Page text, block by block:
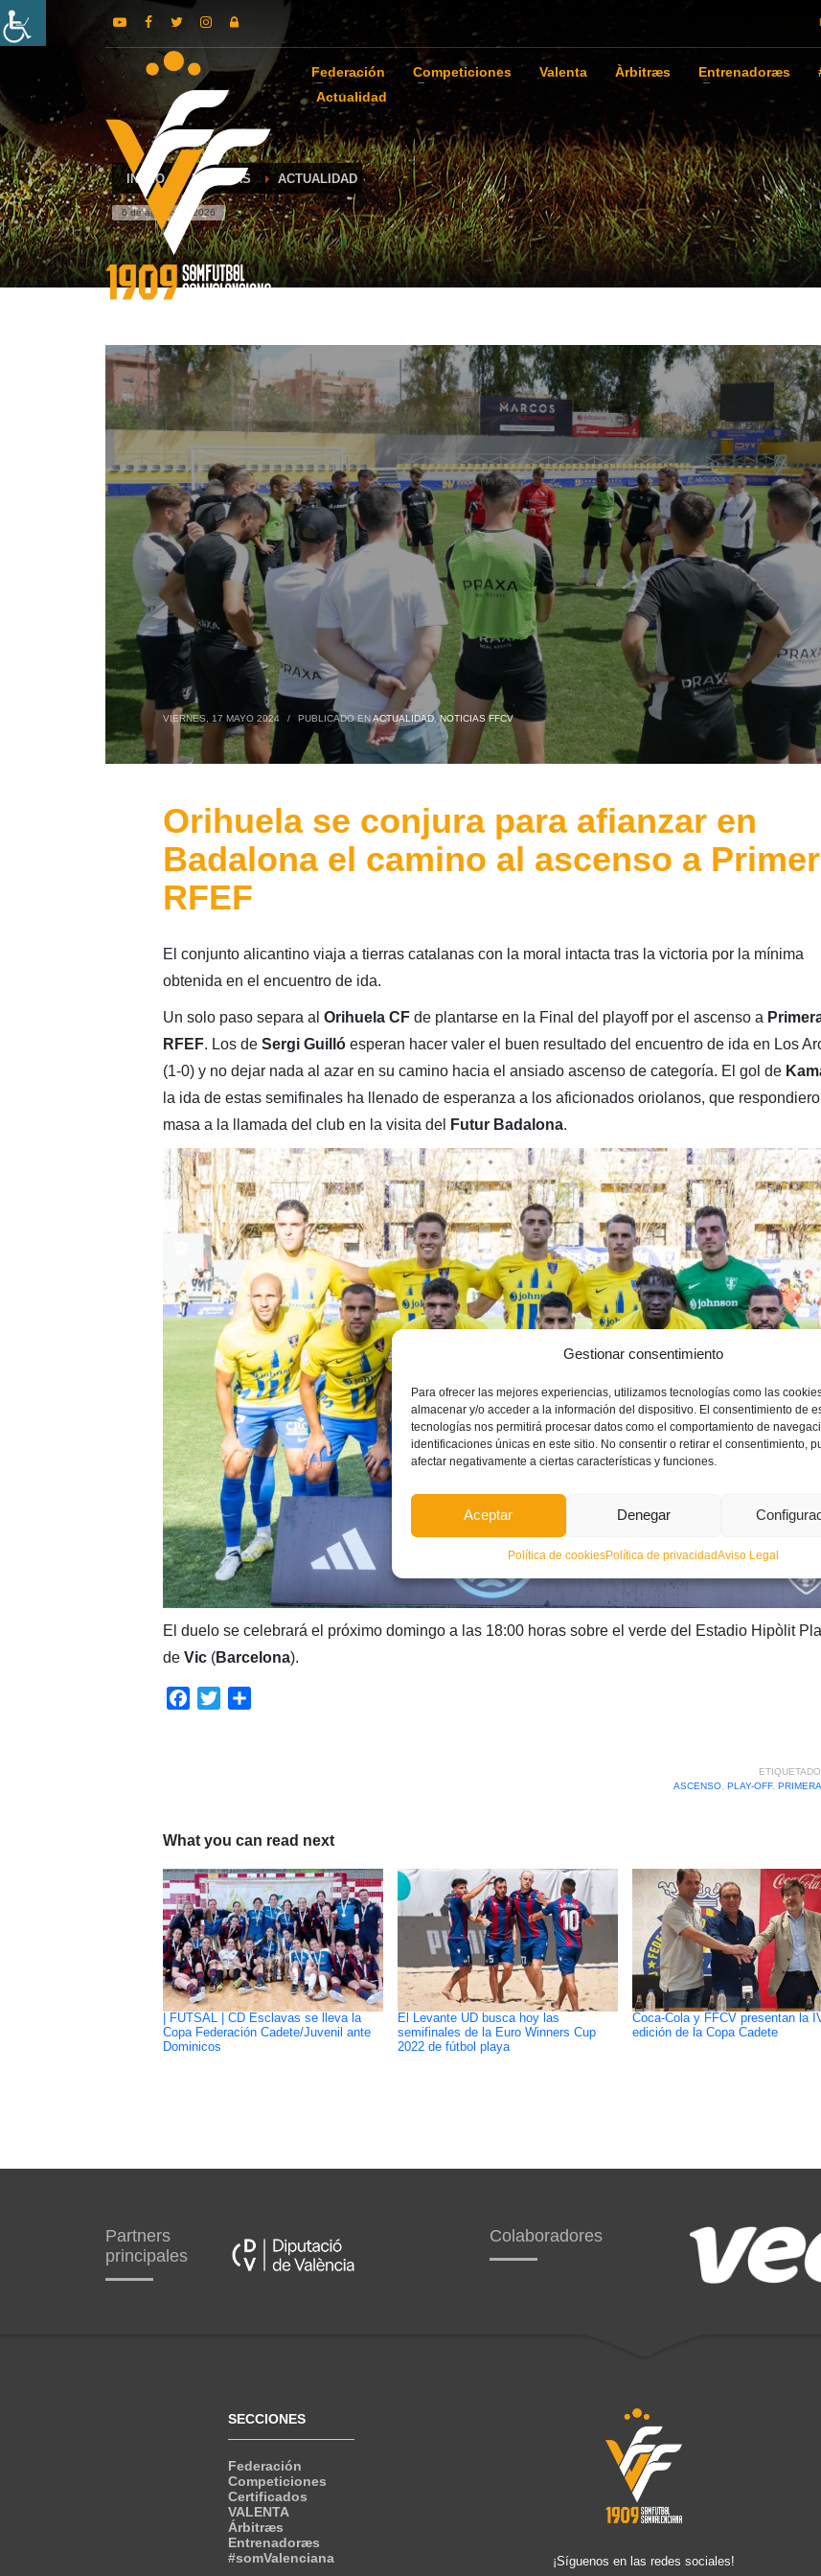
Gestionar consentimiento
Para ofrecer las mejores experiencias, utilizamos tecnologías como las
almacenar y/o acceder a la información del dispositivo. El consentimiento de
tecnologías nos permitirá procesar datos como el comportamiento de
identificaciones únicas en este sitio. No consentir o retirar el consentimiento,
afectar negativamente a ciertas características y funciones.
Aceptar Denegar
Política de cookiesPolítica de privacidadAviso Legal
Federación Competiciones Valenta Àrbitræs Entrenadoræs
Actualidad
INICIO NOTICIAS ACTUALIDAD
6 de agosto de 2026
VIERNES, 17 MAYO 2024 / PUBLICADO ENACTUALIDAD,NOTICIAS FFCV
Orihuela se conjura para afianzar en
Badalona el camino al ascenso a
RFEF
El conjunto alicantino viaja a tierras catalanas con la moral intacta tras la victoria por la mínima
obtenida en el encuentro de ida.
Un solo paso separa al Orihuela CF de plantarse en la Final del playoff por el ascenso a
RFEF. Los de Sergi Guillóesperan hacer valer el buen resultado del encuentro de ida en Los
(1-0) y no dejar nada al azar en su camino hacia el ansiado ascenso de categoría. El gol de
la ida de estas semifinales ha llenado de esperanza a los aficionados oriolanos, que
masa a la llamada del club en la visita del
Futur Badalona.
El duelo se celebrará el próximo domingo a las 18:00 horas sobre el verde del Estadio Hipòlit
de Vic (Barcelona).
Facebook
Twitter
ASCENSO, PLAY-OFF, PRIMERA
What you can read next
| FUTSAL | CD Esclavas se lleva la
Copa Federación Cadete/Juvenil ante
Dominicos
El Levante UD busca hoy las
semifinales de la Euro Winners Cup
2022 de fútbol playa
Coca-Cola y FFCV presentan la
edición de la Copa Cadete
Partners
principales
Colaboradores
SECCIONES
Federación
Competiciones
Certificados
VALENTA
Árbitræs
Entrenadoræs
#somValenciana
¡Síguenos en las redes sociales!